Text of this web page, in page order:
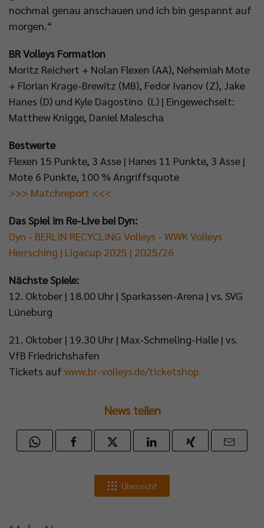
nochmal genau anschauen und ich bin gespannt auf
morgen.“
BR Volleys Formation
Moritz Reichert + Nolan Flexen (AA), Nehemiah Mote
+ Florian Krage-Brewitz (MB), Fedor Ivanov (Z), Jake
Hanes (D) und Kyle Dagostino (L) | Eingewechselt:
Matthew Knigge, Daniel Malescha
Bestwerte
Flexen 15 Punkte, 3 Asse | Hanes 11 Punkte, 3 Asse |
Mote 6 Punkte, 100 % Angriffsquote
>>> Matchreport <<<
Das Spiel im Re-Live bei Dyn:
Dyn - BERLIN RECYCLING Volleys - WWK Volleys
Herrsching | Ligacup 2025 | 2025/26
Nächste Spiele:
12. Oktober | 18.00 Uhr | Sparkassen-Arena | vs. SVG
Lüneburg
21. Oktober | 19.30 Uhr | Max-Schmeling-Halle | vs.
VfB Friedrichshafen
Tickets auf www.br-volleys.de/ticketshop
News teilen
Übersicht